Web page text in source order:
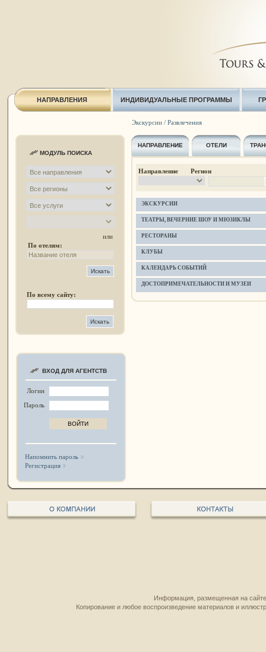
НАПРАВЛЕНИЯ ИНДИВИДУАЛЬНЫЕ ПРОГРАММЫ
МОДУЛЬ ПОИСКА
или
По отелям:
По всему сайту:
ВХОД ДЛЯ АГЕНТСТВ
Логин
Пароль
Напомнить пароль
Регистрация
Экскурсии / Развлечения
НАПРАВЛЕНИЕ ОТЕЛИ
Направление Регион
ЭКСКУРСИИ
ТЕАТРЫ, ВЕЧЕРНИЕ ШОУ И МЮЗИКЛЫ
РЕСТОРАНЫ
КЛУБЫ
КАЛЕНДАРЬ СОБЫТИЙ
ДОСТОПРИМЕЧАТЕЛЬНОСТИ И МУЗЕИ
Информация, размещенная на
Копирование и любое воспроизведение материалов и